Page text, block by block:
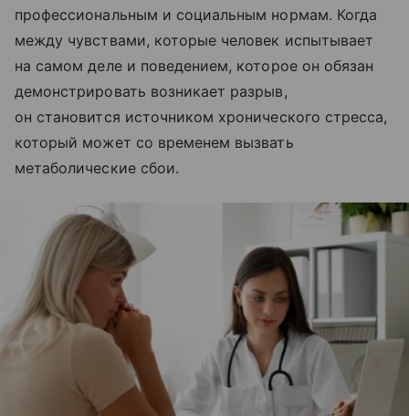
профессиональным и социальным нормам. Когда
между чувствами, которые человек испытывает
на самом деле и поведением, которое он обязан
демонстрировать возникает разрыв,
он становится источником хронического стресса,
который может со временем вызвать
метаболические сбои.